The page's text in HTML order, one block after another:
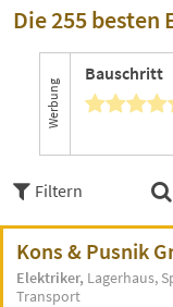
Die 255 besten
Werbung
Bauschritt
Filtern
Kons & Pusnik
Elektriker Lagerhaus
Transport